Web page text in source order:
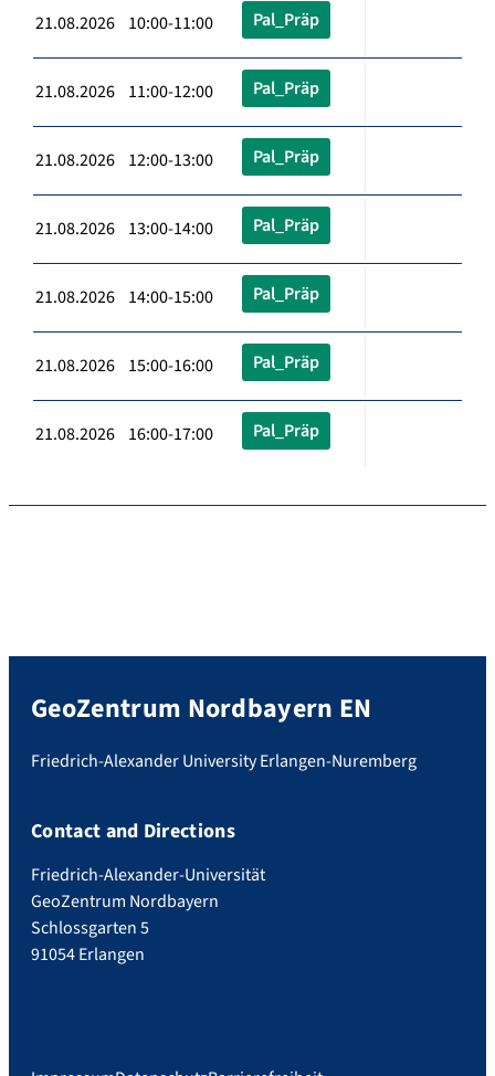
21.08.2026 10:00-11:00 Pal_Präp
21.08.2026 11:00-12:00 Pal_Präp
21.08.2026 12:00-13:00 Pal_Präp
21.08.2026 13:00-14:00 Pal_Präp
21.08.2026 14:00-15:00 Pal_Präp
21.08.2026 15:00-16:00 Pal_Präp
21.08.2026 16:00-17:00 Pal_Präp
GeoZentrum Nordbayern EN
Friedrich-Alexander University Erlangen-Nuremberg
Contact and Directions
Friedrich-Alexander-Universität
GeoZentrum Nordbayern
Schlossgarten 5
91054 Erlangen